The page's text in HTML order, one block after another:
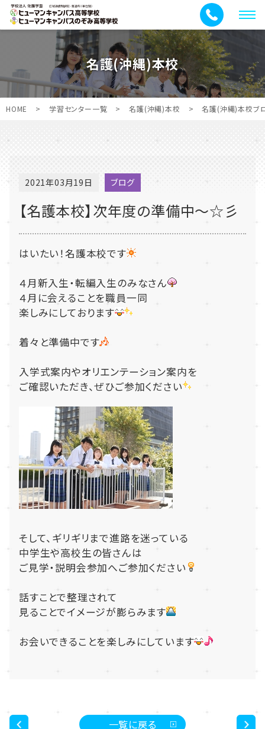
メ
ニ
ュ
ー
名護(沖縄)本校
HOME > 学習センター一覧 > 名護(沖縄)本校 > 名護(沖縄)本校ブ
2021年03月19日 ブログ
【名護本校】次年度の準備中～☆彡
はいたい！名護本校です
４月新入生・転編入生のみなさん
４月に会えることを職員一同
楽しみにしております
着々と準備中です
入学式案内やオリエンテーション案内を
ご確認いただき、ぜひご参加ください
そして、ギリギリまで進路を迷っている
中学生や高校生の皆さんは
ご見学・説明会参加へご参加ください
話すことで整理されて
見ることでイメージが膨らみます
お会いできることを楽しみにしています
一覧に戻る